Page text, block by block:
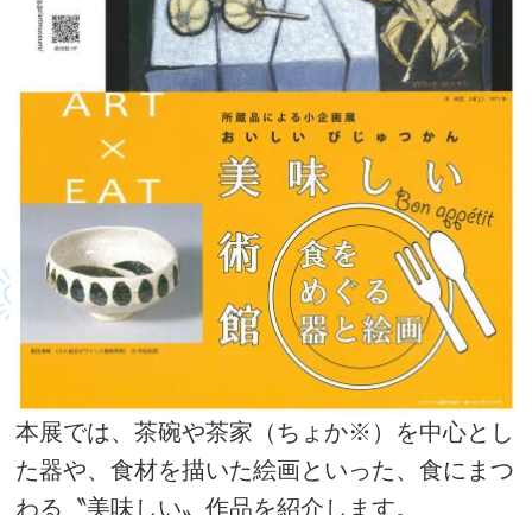
本展では、茶碗や茶家（ちょか※）を中心とし
た器や、食材を描いた絵画といった、食にまつ
わる〝美味しい〟作品を紹介します。